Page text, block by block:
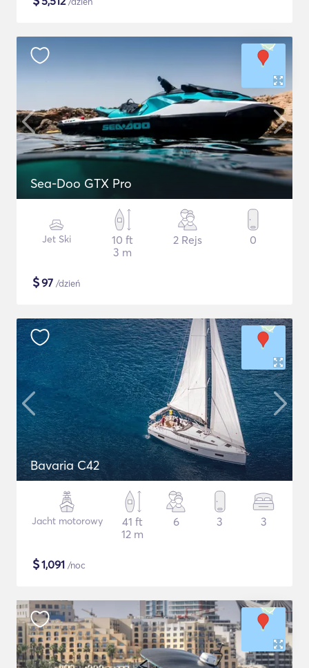
Sea-Doo GTX Pro
Jet Ski
10 ft
3 m
2 Rejs 0
$97 /dzień
Bavaria C42
Jacht motorowy
41 ft
12 m
6 3 3
$1,091 /noc